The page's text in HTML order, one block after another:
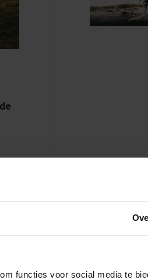
functies voor social media te